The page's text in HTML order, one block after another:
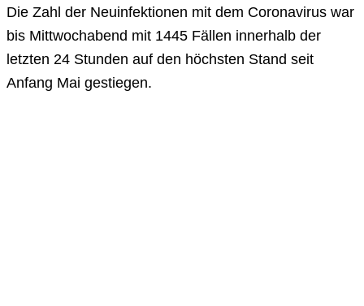
Die Zahl der Neuinfektionen mit dem Coronavirus war
bis Mittwochabend mit 1445 Fällen innerhalb der
letzten 24 Stunden auf den höchsten Stand seit
Anfang Mai gestiegen.